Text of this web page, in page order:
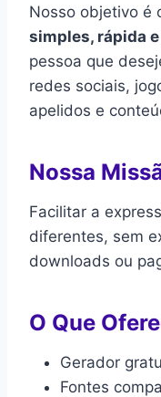
Nosso objetivo é
simples, rápida
pessoa que
redes sociais,
apelidos e
Nossa
Facilitar a
diferentes, sem
downloads ou
O Que
Gerador
Fontes